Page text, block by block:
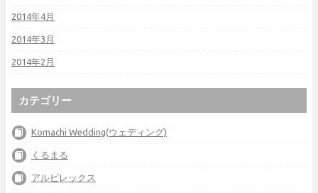
2014年4月
2014年3月
2014年2月
カテゴリー
Komachi Wedding(ウェディング)
くるまる
アルビレックス